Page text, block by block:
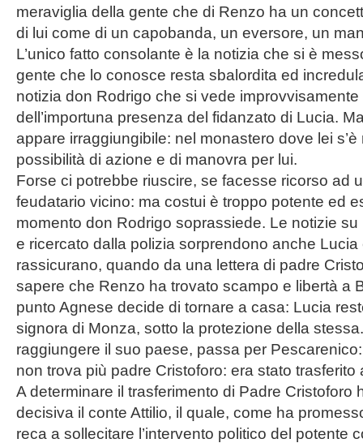
meraviglia della gente che di Renzo ha un
di lui come di un capobanda, un eversore, un
L’unico fatto consolante è la notizia che si è
gente che lo conosce resta sbalordita ed
notizia don Rodrigo che si vede improvvisamente
dell’importuna presenza del fidanzato di Lucia.
appare irraggiungibile: nel monastero dove lei s’è
possibilità di azione e di manovra per lui.
Forse ci potrebbe riuscire, se facesse ricorso ad
feudatario vicino: ma costui è troppo potente ed
momento don Rodrigo soprassiede. Le notizie
e ricercato dalla polizia sorprendono anche
rassicurano, quando da una lettera di padre
sapere che Renzo ha trovato scampo e libertà a
punto Agnese decide di tornare a casa: Lucia
signora di Monza, sotto la protezione della
raggiungere il suo paese, passa per
non trova più padre Cristoforo: era stato trasferito
A determinare il trasferimento di Padre Cristoforo
decisiva il conte Attilio, il quale, come ha
reca a sollecitare l’intervento politico del potente